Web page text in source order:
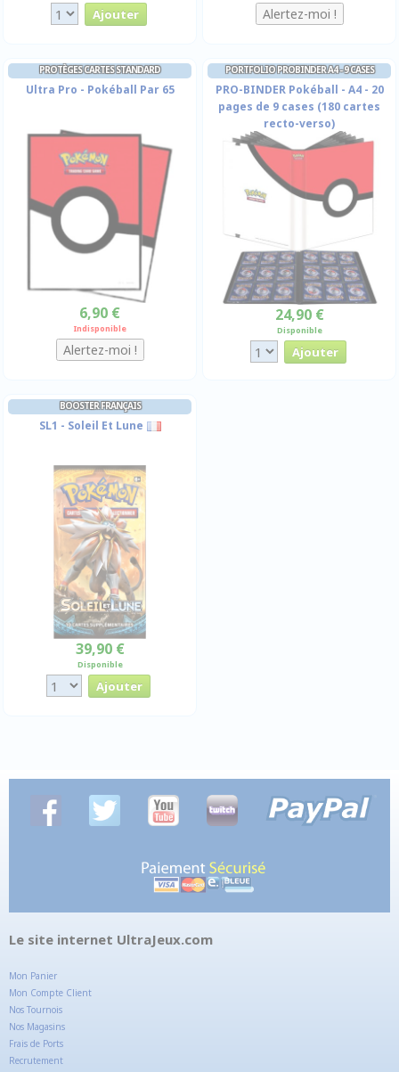
PROTÈGES CARTES STANDARD
Ultra Pro - Pokéball Par 65
6,90 €
Indisponible
PORTFOLIO PROBINDER A4 - 9 CASES
PRO-BINDER Pokéball - A4 - 20
pages de 9 cases (180 cartes
recto-verso)
24,90 €
Disponible
BOOSTER FRANÇAIS
SL1 - Soleil Et Lune
39,90 €
Disponible
Le site internet UltraJeux.com
Mon Panier
Mon Compte Client
Nos Tournois
Nos Magasins
Frais de Ports
Recrutement